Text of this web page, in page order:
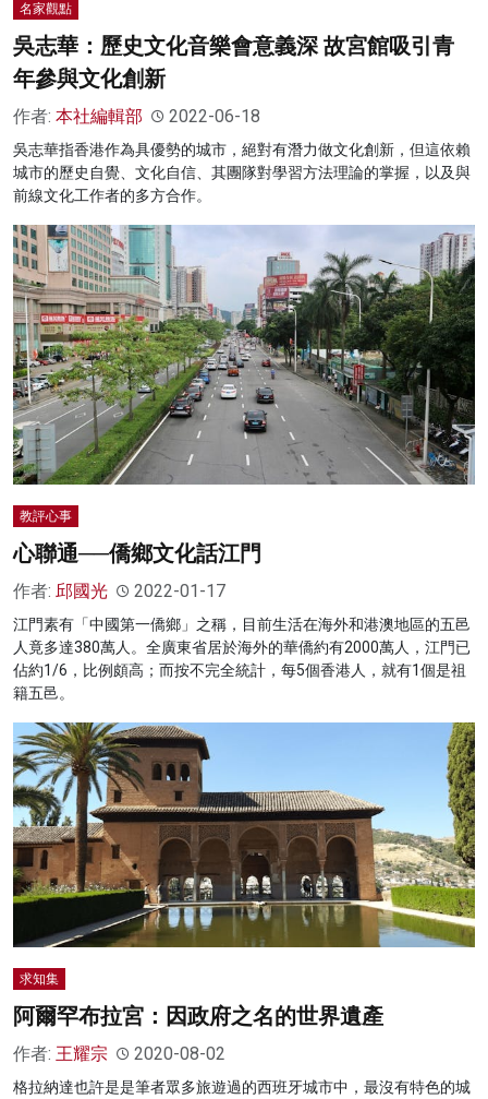
名家觀點
吳志華：歷史文化音樂會意義深 故宮館吸引青
年參與文化創新
作者: 本社編輯部 2022-06-18
吳志華指香港作為具優勢的城市，絕對有潛力做文化創新，但這依賴
城市的歷史自覺、文化自信、其團隊對學習方法理論的掌握，以及與
前線文化工作者的多方合作。
教評心事
心聯通──僑鄉文化話江門
作者: 邱國光 2022-01-17
江門素有「中國第一僑鄉」之稱，目前生活在海外和港澳地區的五邑
人竟多達380萬人。全廣東省居於海外的華僑約有2000萬人，江門已
佔約1/6，比例頗高；而按不完全統計，每5個香港人，就有1個是祖
籍五邑。
求知集
阿爾罕布拉宮：因政府之名的世界遺產
作者: 王耀宗 2020-08-02
格拉納達也許是是筆者眾多旅遊過的西班牙城市中，最沒有特色的城